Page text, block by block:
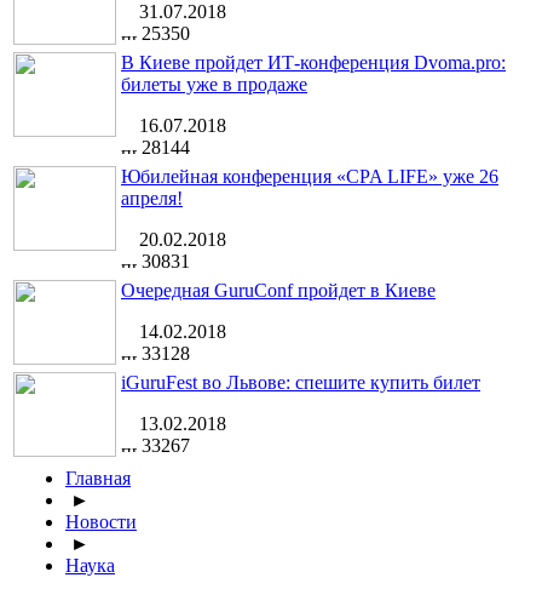
31.07.2018
25350
В Киеве пройдет ИТ-конференция Dvoma.pro:
билеты уже в продаже
16.07.2018
28144
Юбилейная конференция «CPA LIFE» уже 26
апреля!
20.02.2018
30831
Очередная GuruConf пройдет в Киеве
14.02.2018
33128
iGuruFest во Львове: спешите купить билет
13.02.2018
33267
Главная
►
Новости
►
Наука